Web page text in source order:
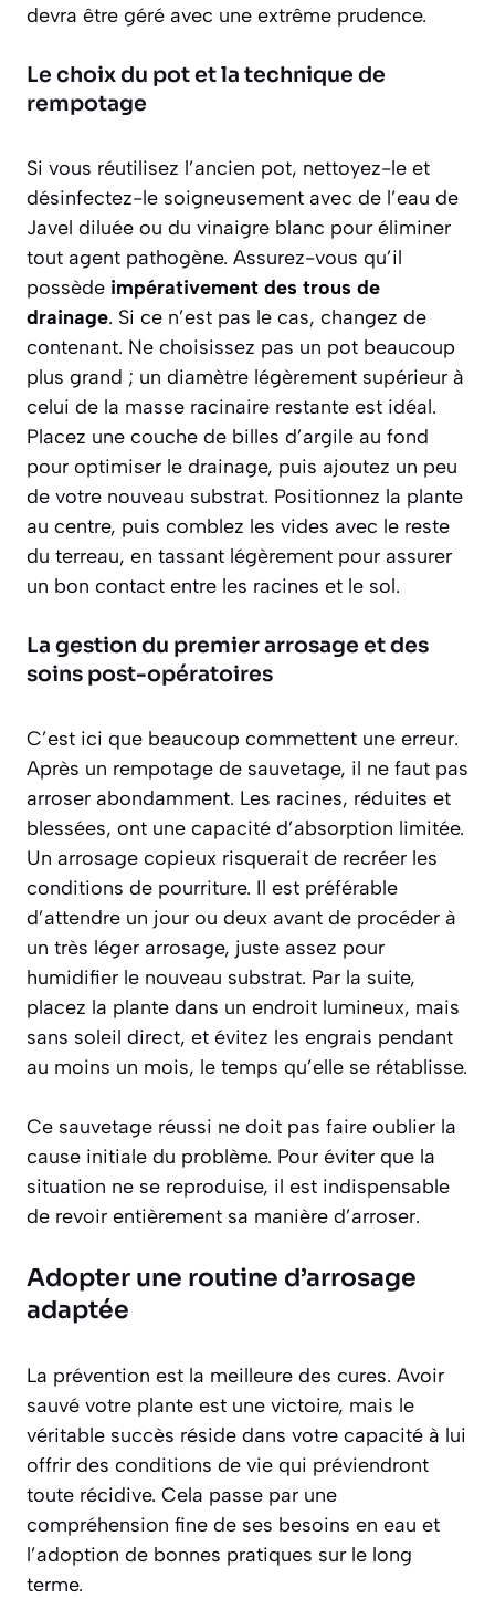
devra être géré avec une extrême prudence.
Le choix du pot et la technique de
rempotage
Si vous réutilisez l’ancien pot, nettoyez-le et
désinfectez-le soigneusement avec de l’eau de
Javel diluée ou du vinaigre blanc pour éliminer
tout agent pathogène. Assurez-vous qu’il
possède impérativement des trous de
drainage. Si ce n’est pas le cas, changez de
contenant. Ne choisissez pas un pot beaucoup
plus grand ; un diamètre légèrement supérieur à
celui de la masse racinaire restante est idéal.
Placez une couche de billes d’argile au fond
pour optimiser le drainage, puis ajoutez un peu
de votre nouveau substrat. Positionnez la plante
au centre, puis comblez les vides avec le reste
du terreau, en tassant légèrement pour assurer
un bon contact entre les racines et le sol.
La gestion du premier arrosage et des
soins post-opératoires
C’est ici que beaucoup commettent une erreur.
Après un rempotage de sauvetage, il ne faut pas
arroser abondamment. Les racines, réduites et
blessées, ont une capacité d’absorption limitée.
Un arrosage copieux risquerait de recréer les
conditions de pourriture. Il est préférable
d’attendre un jour ou deux avant de procéder à
un très léger arrosage, juste assez pour
humidifier le nouveau substrat. Par la suite,
placez la plante dans un endroit lumineux, mais
sans soleil direct, et évitez les engrais pendant
au moins un mois, le temps qu’elle se rétablisse.
Ce sauvetage réussi ne doit pas faire oublier la
cause initiale du problème. Pour éviter que la
situation ne se reproduise, il est indispensable
de revoir entièrement sa manière d’arroser.
Adopter une routine d’arrosage
adaptée
La prévention est la meilleure des cures. Avoir
sauvé votre plante est une victoire, mais le
véritable succès réside dans votre capacité à lui
offrir des conditions de vie qui préviendront
toute récidive. Cela passe par une
compréhension fine de ses besoins en eau et
l’adoption de bonnes pratiques sur le long
terme.